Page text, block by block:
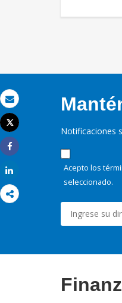
Correo electrónico
Imprimir
Tweet
Share
Notificaciones
Acepto los
seleccionado.